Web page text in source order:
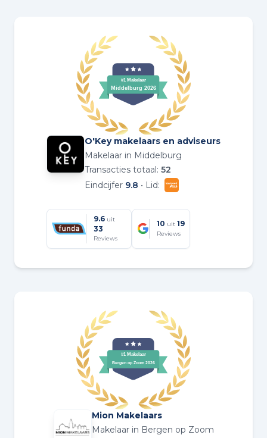
O'Key makelaars en adviseurs
Makelaar in Middelburg
Transacties totaal: 52
Eindcijfer 9.8 • Lid:
9.6 uit
33
Reviews
10 uit 19
Reviews
Mion Makelaars
Makelaar in Bergen op Zoom